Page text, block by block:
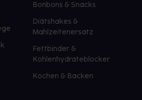
Bonbons & Snacks
Diätshakes &
Mahlzeitenersatz
Fettbinder &
Kohlenhydrateblocker
Kochen & Backen